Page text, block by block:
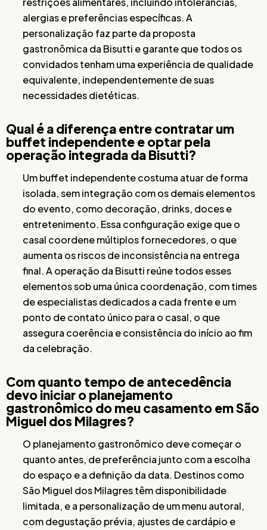
alergias e preferências específicas. A
personalização faz parte da proposta
gastronômica da Bisutti e garante que todos os
convidados tenham uma experiência de qualidade
equivalente, independentemente de suas
necessidades dietéticas.
Qual é a diferença entre contratar um
buffet independente e optar pela
operação integrada da Bisutti?
Um buffet independente costuma atuar de forma
isolada, sem integração com os demais elementos
do evento, como decoração, drinks, doces e
entretenimento. Essa configuração exige que o
casal coordene múltiplos fornecedores, o que
aumenta os riscos de inconsistência na entrega
final. A operação da Bisutti reúne todos esses
elementos sob uma única coordenação, com times
de especialistas dedicados a cada frente e um
ponto de contato único para o casal, o que
assegura coerência e consistência do início ao fim
da celebração.
Com quanto tempo de antecedência
devo iniciar o planejamento
gastronômico do meu casamento em São
Miguel dos Milagres?
O planejamento gastronômico deve começar o
quanto antes, de preferência junto com a escolha
do espaço e a definição da data. Destinos como
São Miguel dos Milagres têm disponibilidade
limitada, e a personalização de um menu autoral,
com degustação prévia, ajustes de cardápio e